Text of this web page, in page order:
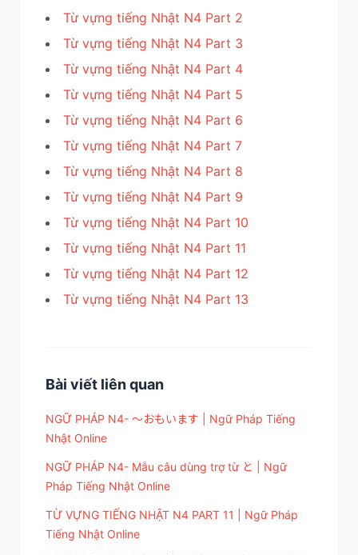
Từ vựng tiếng Nhật N4 Part 2
Từ vựng tiếng Nhật N4 Part 3
Từ vựng tiếng Nhật N4 Part 4
Từ vựng tiếng Nhật N4 Part 5
Từ vựng tiếng Nhật N4 Part 6
Từ vựng tiếng Nhật N4 Part 7
Từ vựng tiếng Nhật N4 Part 8
Từ vựng tiếng Nhật N4 Part 9
Từ vựng tiếng Nhật N4 Part 10
Từ vựng tiếng Nhật N4 Part 11
Từ vựng tiếng Nhật N4 Part 12
Từ vựng tiếng Nhật N4 Part 13
Bài viết liên quan
NGỮ PHÁP N4- ～おもいます | Ngữ Pháp Tiếng
Nhật Online
NGỮ PHÁP N4- Mẫu câu dùng trợ từ と | Ngữ
Pháp Tiếng Nhật Online
TỪ VỰNG TIẾNG NHẬT N4 PART 11 | Ngữ Pháp
Tiếng Nhật Online